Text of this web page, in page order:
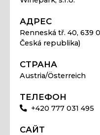
АДРЕС
Renneská tř. 40, 639
Česká republika)
СТРАНА
Austria/Österreich
ТЕЛЕФОН
+420 777 031 495
САЙТ